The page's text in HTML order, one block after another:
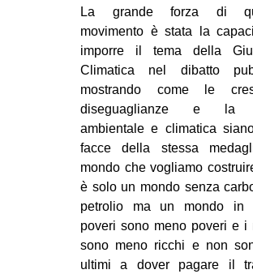
La grande forza di
movimento è stata la
imporre il tema della
Climatica nel dibatto
mostrando come le
diseguaglianze e la
ambientale e climatica
facce della stessa
mondo che vogliamo
è solo un mondo senza
petrolio ma un mondo in
poveri sono meno poveri e i
sono meno ricchi e non
ultimi a dover pagare il